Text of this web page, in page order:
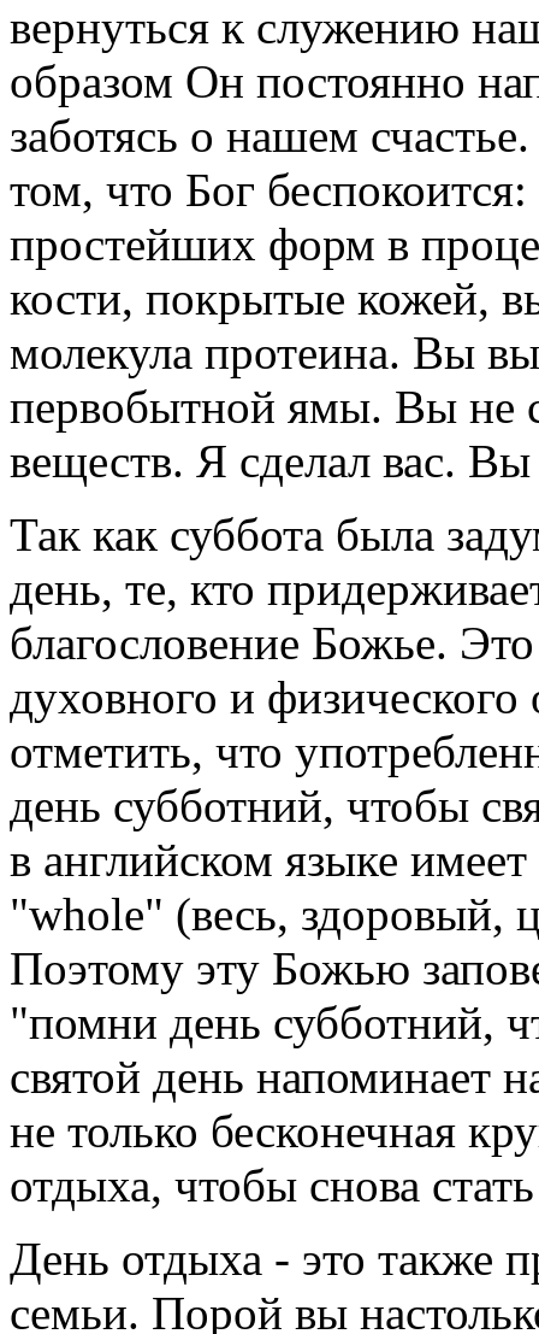
вернуться к служению
образом Он постоянно
заботясь о нашем
том, что Бог
простейших форм в
кости, покрытые кожей,
молекула протеина. Вы
первобытной ямы. Вы не
веществ. Я сделал вас.
Так как суббота была
день, те, кто
благословение Божье.
духовного и
отметить, что
день субботний, чтобы
в английском языке
"whоlе" (весь, здоровый,
Поэтому эту Божью
"помни день субботний,
святой день напоминает
не только бесконечная
отдыха, чтобы снова
День отдыха - это также
семьи. Порой вы